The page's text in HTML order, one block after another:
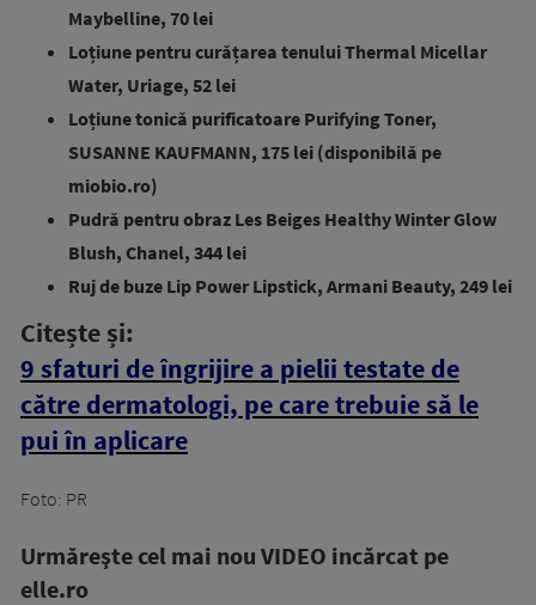
Maybelline, 70 lei
Loțiune pentru curățarea tenului Thermal Micellar
Water, Uriage, 52 lei
Loțiune tonică purificatoare Purifying Toner,
SUSANNE KAUFMANN, 175 lei (disponibilă pe
miobio.ro)
Pudră pentru obraz Les Beiges Healthy Winter Glow
Blush, Chanel, 344 lei
Ruj de buze Lip Power Lipstick, Armani Beauty, 249 lei
Citește și:
9 sfaturi de îngrijire a pielii testate de
către dermatologi, pe care trebuie să le
pui în aplicare
Foto: PR
Urmăreşte cel mai nou VIDEO incărcat pe
elle.ro